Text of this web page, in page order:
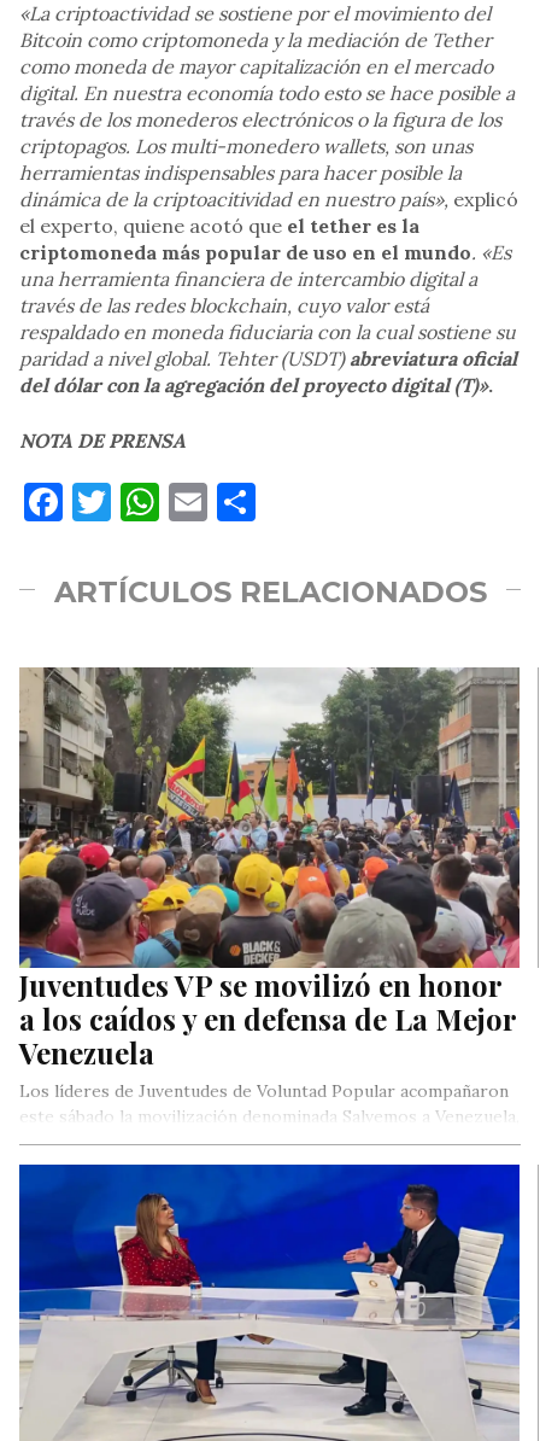
«La criptoactividad se sostiene por el movimiento del
Bitcoin como criptomoneda y la mediación de Tether
como moneda de mayor capitalización en el mercado
digital. En nuestra economía todo esto se hace posible a
través de los monederos electrónicos o la figura de los
criptopagos. Los multi-monedero wallets, son unas
herramientas indispensables para hacer posible la
dinámica de la criptoacitividad en nuestro país», explicó
el experto, quiene acotó que el tether es la
criptomoneda más popular de uso en el mundo. «Es
una herramienta financiera de intercambio digital a
través de las redes blockchain, cuyo valor está
respaldado en moneda fiduciaria con la cual sostiene su
paridad a nivel global. Tehter (USDT) abreviatura oficial
del dólar con la agregación del proyecto digital (T)».
NOTA DE PRENSA
Facebook
Twitter
WhatsApp
Email
ARTÍCULOS RELACIONADOS
Juventudes VP se movilizó en honor
a los caídos y en defensa de La Mejor
Venezuela
Los líderes de Juventudes de Voluntad Popular acompañaron
este sábado la movilización denominada Salvemos a Venezuela,
en conmemoración a la…